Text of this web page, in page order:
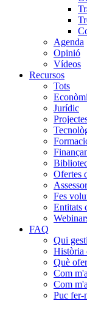
Agenda
Opinió
Vídeos
Recursos
Tots
Jurídic
Ofertes
Fes
Entitats
FAQ
Qui
Història
Què
Com
Com
Puc fer-